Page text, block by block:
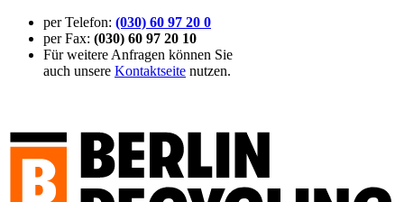
per Telefon: (030) 60 97 20 0
per Fax: (030) 60 97 20 10
Für weitere Anfragen können Sie
auch unsere Kontaktseite nutzen.